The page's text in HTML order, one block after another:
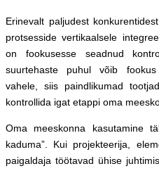
Erinevalt paljudest
protsesside vertikaalsele
on fookusesse seadnud
suurtehaste puhul võib
vahele, siis paindlikumad
kontrollida igat etappi oma
Oma meeskonna kasutamine
kaduma”. Kui projekteerija,
paigaldaja töötavad ühise